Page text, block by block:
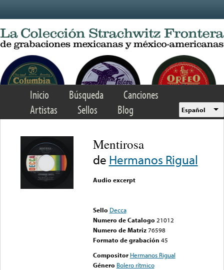
Inicio Búsqueda
Canciones
Artistas
Sellos Blog Español
Mentirosa
de Hermanos Rigual
Audio excerpt
Sello Decca
Numero de Catalogo 21012
Numero de Matriz 76598
Formato de grabación 45
Compositor Hermanos Rigual
Género Bolero rítmico